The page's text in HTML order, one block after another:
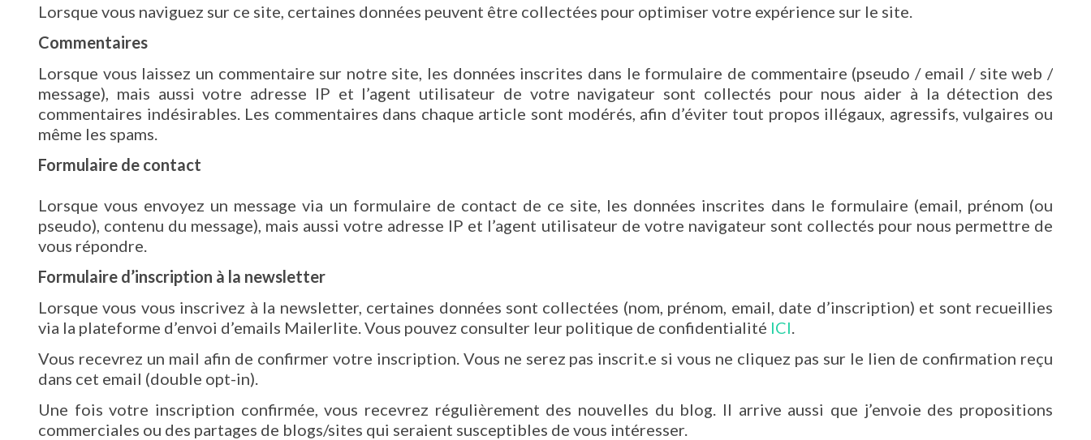
Lorsque vous naviguez sur ce site, certaines données peuvent être collectées pour optimiser votre expérience sur le site.
Commentaires
Lorsque vous laissez un commentaire sur notre site, les données inscrites dans le formulaire de commentaire (pseudo / email / site web /
message), mais aussi votre adresse IP et l’agent utilisateur de votre navigateur sont collectés pour nous aider à la détection des
commentaires indésirables. Les commentaires dans chaque article sont modérés, afin d’éviter tout propos illégaux, agressifs, vulgaires ou
même les spams.
Formulaire de contact
Lorsque vous envoyez un message via un formulaire de contact de ce site, les données inscrites dans le formulaire (email, prénom (ou
pseudo), contenu du message), mais aussi votre adresse IP et l’agent utilisateur de votre navigateur sont collectés pour nous permettre de
vous répondre.
Formulaire d’inscription à la newsletter
Lorsque vous vous inscrivez à la newsletter, certaines données sont collectées (nom, prénom, email, date d’inscription) et sont recueillies
via la plateforme d’envoi d’emails Mailerlite. Vous pouvez consulter leur politique de confidentialité ICI.
Vous recevrez un mail afin de confirmer votre inscription. Vous ne serez pas inscrit.e si vous ne cliquez pas sur le lien de confirmation reçu
dans cet email (double opt-in).
Une fois votre inscription confirmée, vous recevrez régulièrement des nouvelles du blog. Il arrive aussi que j’envoie des propositions
commerciales ou des partages de blogs/sites qui seraient susceptibles de vous intéresser.